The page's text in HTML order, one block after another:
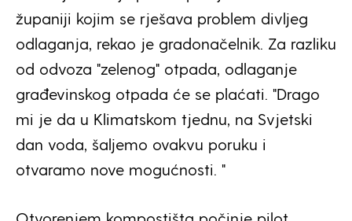
županiji kojim se rješava problem divljeg
odlaganja, rekao je gradonačelnik. Za razliku
od odvoza "zelenog" otpada, odlaganje
građevinskog otpada će se plaćati. "Drago
mi je da u Klimatskom tjednu, na Svjetski
dan voda, šaljemo ovakvu poruku i
otvaramo nove mogućnosti. "